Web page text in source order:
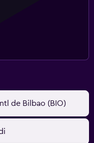
de Bilbao (BIO)